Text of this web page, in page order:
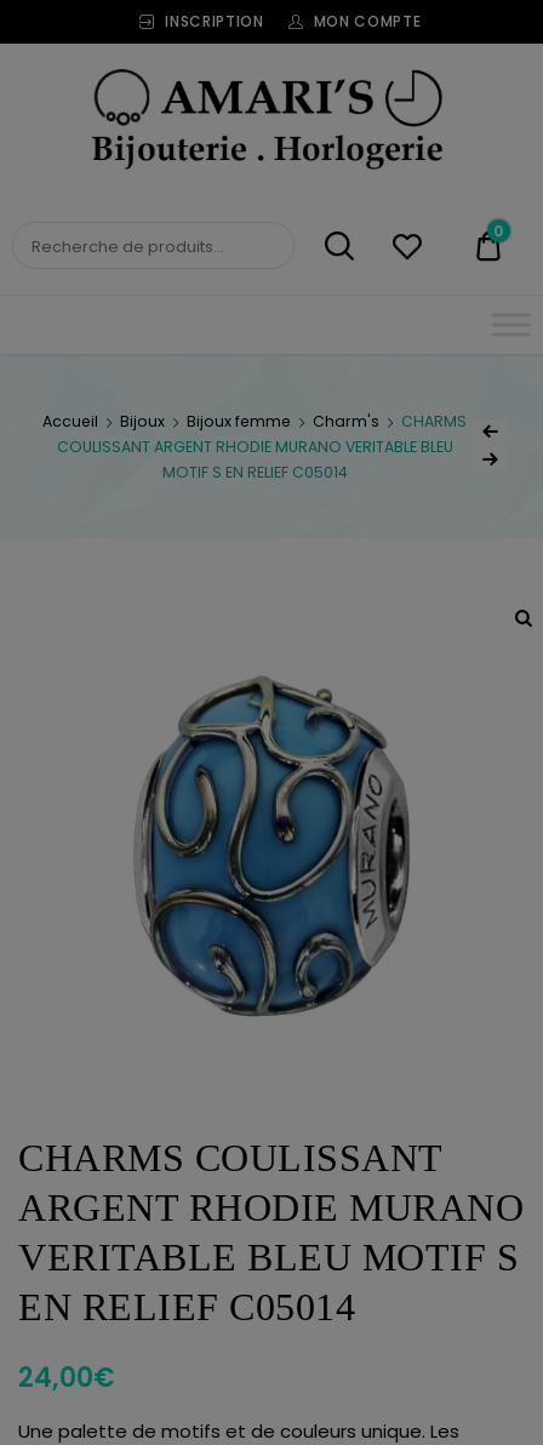
INSCRIPTION MON COMPTE
BIJOUTERIE
0
Accueil Bijoux Bijoux femme Charm's
CHARMS
COULISSANT ARGENT RHODIE MURANO VERITABLE BLEU
MOTIF S EN RELIEF C05014
CHARMS COULISSANT
ARGENT RHODIE MURANO
VERITABLE BLEU MOTIF S
EN RELIEF C05014
24,00€
Une palette de motifs et de couleurs unique. Les